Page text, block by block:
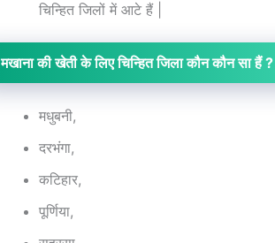
चिन्हित जिलों में आटे हैं |
मखाना की खेती के लिए चिन्हित जिला कौन कौन सा हैं ?
मधुबनी,
दरभंगा,
कटिहार,
पूर्णिया,